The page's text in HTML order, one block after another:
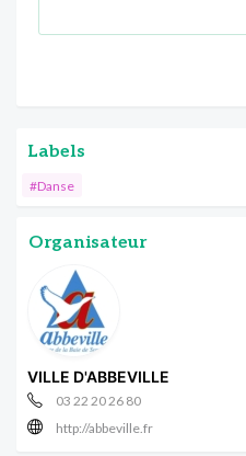
Labels
#Danse
Organisateur
VILLE D'ABBEVILLE
03 22 20 26 80
http://abbeville.fr